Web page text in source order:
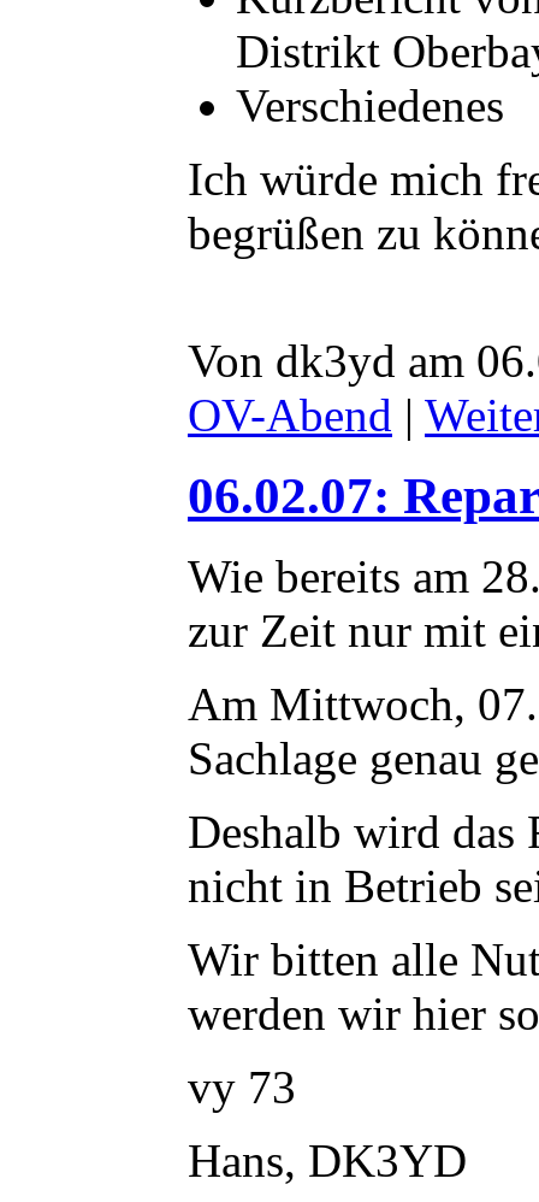
Distrikt
Verschiedenes
Ich würde mich
begrüßen zu
Von dk3yd am
OV-Abend |
06.02.07:
Wie bereits am
zur Zeit nur mit
Am Mittwoch,
Sachlage genau
Deshalb wird das
nicht in Betrieb
Wir bitten alle
werden wir hier
vy 73
Hans, DK3YD